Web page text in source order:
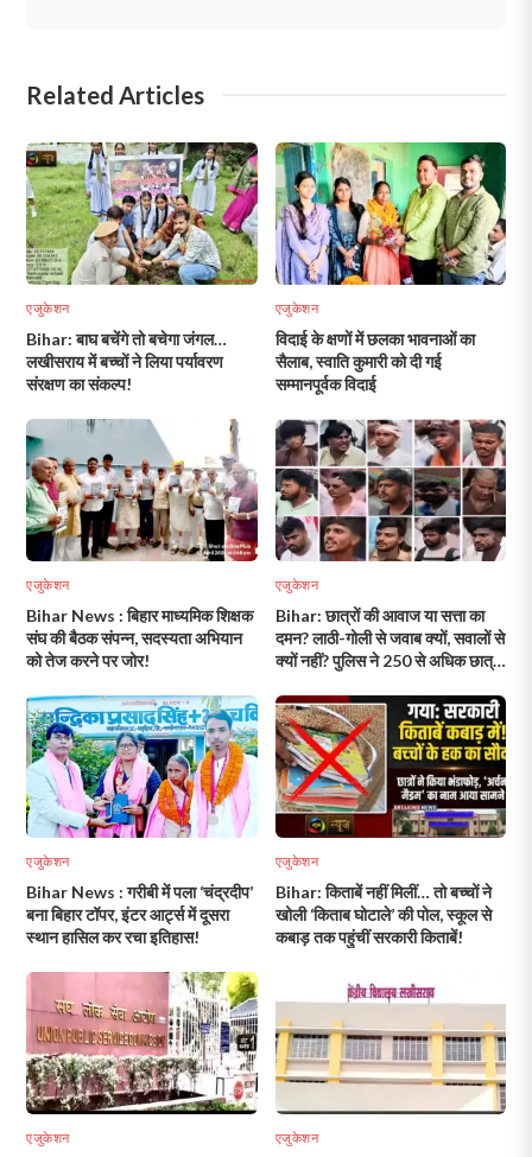
Related Articles
एजुकेशन
Bihar: बाघ बचेंगे तो बचेगा जंगल…
लखीसराय में बच्चों ने लिया पर्यावरण
संरक्षण का संकल्प!
एजुकेशन
विदाई के क्षणों में छलका भावनाओं का
सैलाब, स्वाति कुमारी को दी गई
सम्मानपूर्वक विदाई
एजुकेशन
Bihar News : बिहार माध्यमिक शिक्षक
संघ की बैठक संपन्न, सदस्यता अभियान
को तेज करने पर जोर!
एजुकेशन
Bihar: छात्रों की आवाज या सत्ता का
दमन? लाठी-गोली से जवाब क्यों, सवालों से
क्यों नहीं? पुलिस ने 250 से अधिक छात्रों
एजुकेशन
Bihar News : गरीबी में पला ‘चंद्रदीप’
बना बिहार टॉपर, इंटर आर्ट्स में दूसरा
स्थान हासिल कर रचा इतिहास!
एजुकेशन
Bihar: किताबें नहीं मिलीं… तो बच्चों ने
खोली ‘किताब घोटाले’ की पोल, स्कूल से
कबाड़ तक पहुंचीं सरकारी किताबें!
एजुकेशन एजुकेशन